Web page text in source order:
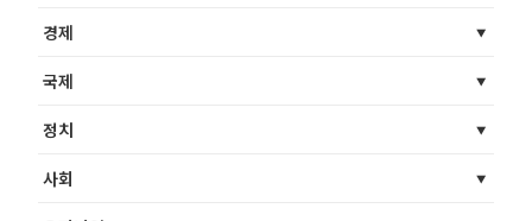
경제
국제
정치
사회